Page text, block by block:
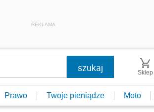
REKLAMA
Sklep
Prawo Twoje pieniądze Moto